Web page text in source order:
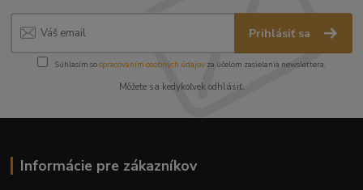
Prihlásiť sa
Súhlasím sospracovaním osobných údajov za účelom zasielania newslettera.
Môžete sa kedykoľvek odhlásiť.
Informácie pre zákazníkov